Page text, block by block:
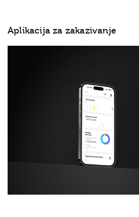
Aplikacija za zakazivanje